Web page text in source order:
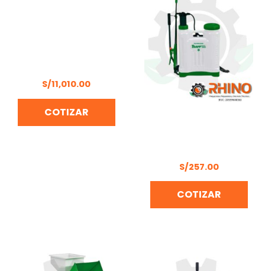
S/11,010.00
COTIZAR
S/257.00
COTIZAR